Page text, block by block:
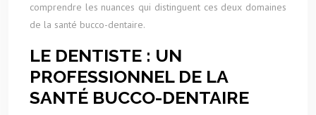
comprendre les nuances qui distinguent ces deux domaines
de la santé bucco-dentaire.
LE DENTISTE : UN
PROFESSIONNEL DE LA
SANTÉ BUCCO-DENTAIRE